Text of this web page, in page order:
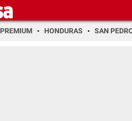
PREMIUM HONDURAS SAN